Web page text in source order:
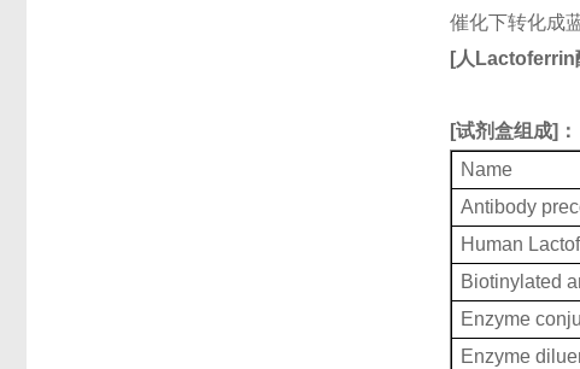
催化下转化成
[人 Lactoferrin
[试剂盒组成]：
Name
Antibody
Human
Biotinylated
Enzyme
Enzyme